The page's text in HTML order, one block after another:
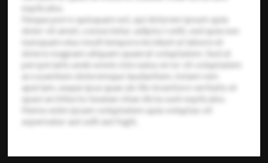
explicabo.
Neque porro quisquam est, qui dolorem ipsum quia
dolor sit amet, consectetur, adipisci velit, sed quia non
numquam eius modi tempora incidunt ut labore et
dolore magnam aliquam quaerat voluptatem. Sed ut
perspiciatis unde omnis iste natus error sit voluptatem
accusantium doloremque laudantium, totam rem
aperiam, eaque ipsa quae ab illo inventore veritatis et
quasi architecto beatae vitae dicta sunt explicabo.
Nemo enim ipsam voluptatem quia voluptas sit
aspernatur aut odit aut fugit,